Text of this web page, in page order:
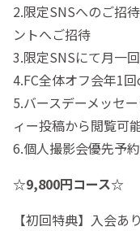
2.限定SNSへのご
ントへご招待
3.限定SNSにて月一
4.FC全体オフ会年1
5.バースデーメッ
ィー投稿から閲覧可
6.個人撮影会優先予
☆9,800円コース☆
【初回特典】入会あ